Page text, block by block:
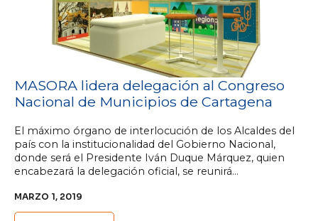
MASORA lidera delegación al Congreso
Nacional de Municipios de Cartagena
MARZO 1, 2019
El máximo órgano de interlocución de los Alcaldes del
país con la institucionalidad del Gobierno Nacional,
donde será el Presidente Iván Duque Márquez, quien
encabezará la delegación oficial, se reunirá…